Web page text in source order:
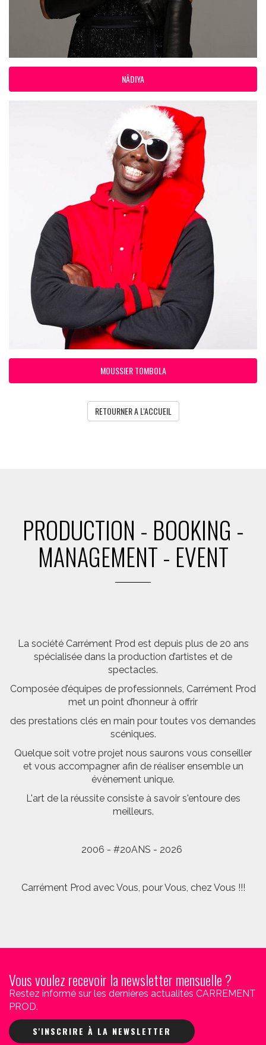
NÂDIYA
MOUSSIER TOMBOLA
RETOURNER A L'ACCUEIL
PRODUCTION - BOOKING -
MANAGEMENT - EVENT
La société Carrément Prod est depuis plus de 20 ans
spécialisée dans la production d’artistes et de
spectacles.
Composée d’équipes de professionnels, Carrément Prod
met un point d’honneur à offrir
des prestations clés en main pour toutes vos demandes
scéniques.
Quelque soit votre projet nous saurons vous conseiller
et vous accompagner afin de réaliser ensemble un
évènement unique.
L'art de la réussite consiste à savoir s'entoure des
meilleurs.
2006 - #20ANS - 2026
Carrément Prod avec Vous, pour Vous, chez Vous !!!
Vous voulez recevoir la newsletter mensuelle ?
Restez informé sur les dernières actualités CARREMENT
PROD.
S'INSCRIRE À LA NEWSLETTER